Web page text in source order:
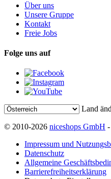
Über uns
Unsere Gruppe
Kontakt
Freie Jobs
Folge uns auf
Land
© 2010-2026 niceshops GmbH
Impressum und
Datenschutz
Allgemeine
Barrierefreiheitserklärung